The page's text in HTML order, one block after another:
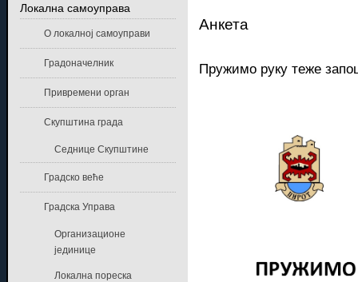
Анкета
Пружимо руку теже
Локална самоуправа
О локалној самоуправи
Градоначелник
Привремени орган
Скупштина града
Седнице Скупштине
Градско веће
Градска Управа
Организационе
јединице
Локална пореска